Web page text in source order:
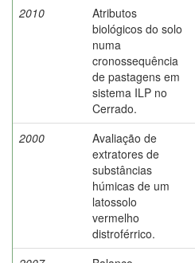
2010
Atributos
biológicos do solo
numa
cronossequência
de pastagens em
sistema ILP no
Cerrado.
2000
Avaliação de
extratores de
substâncias
húmicas de um
latossolo
vermelho
distroférrico.